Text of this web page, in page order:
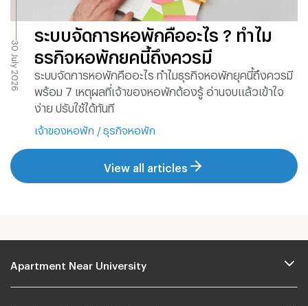
30 July 2026
ระบบจัดการหอพักคืออะไร ? ทำไม
ธุรกิจหอพักยุคนี้ถึงควรมี
ระบบจัดการหอพักคืออะไร ทำไมธุรกิจหอพักยุคนี้ถึงควรมี
พร้อม 7 เหตุผลที่เจ้าของหอพักต้องรู้ อ่านจบแล้วเข้าใจ
ง่าย ปรับใช้ได้ทันที
เจ้าของหอพัก / ธุรกิจหอพัก
View all articles
Apartment Near University